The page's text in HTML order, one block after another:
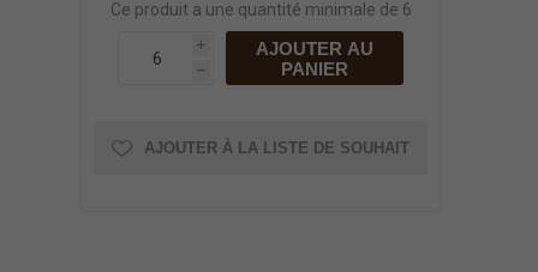
Ce produit a une quantité minimale de 6
i
h
AJOUTER AU
PANIER
AJOUTER À LA LISTE DE SOUHAIT